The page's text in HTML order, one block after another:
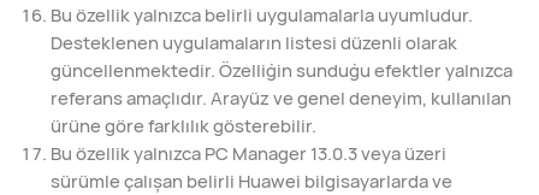
Bu özellik yalnızca belirli uygulamalarla uyumludur.
Desteklenen uygulamaların listesi düzenli olarak
güncellenmektedir. Özelliğin sunduğu efektler yalnızca
referans amaçlıdır. Arayüz ve genel deneyim, kullanılan
ürüne göre farklılık gösterebilir.
Bu özellik yalnızca PC Manager 13.0.3 veya üzeri
sürümle çalışan belirli Huawei bilgisayarlarda ve